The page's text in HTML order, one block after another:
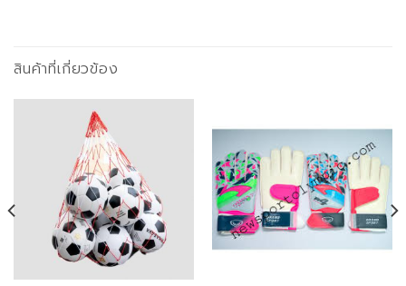
สินค้าที่เกี่ยวข้อง